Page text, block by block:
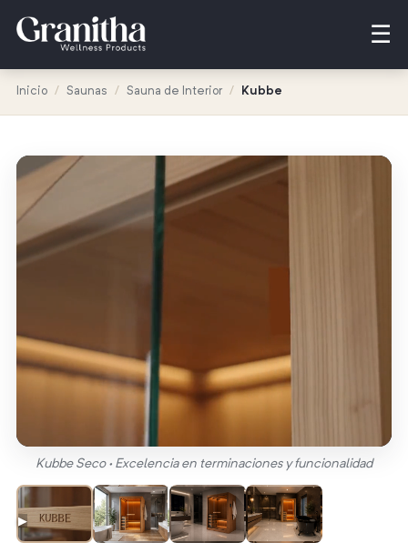
☰
Inicio / Saunas / Sauna de Interior / Kubbe
Kubbe Seco · Excelencia en terminaciones y funcionalidad
▶